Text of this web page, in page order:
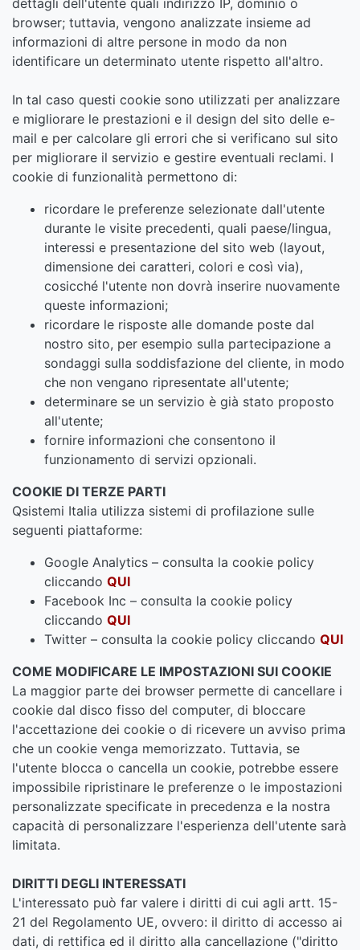
browser; tuttavia, vengono analizzate insieme ad
informazioni di altre persone in modo da non
identificare un determinato utente rispetto all'altro.
In tal caso questi cookie sono utilizzati per analizzare
e migliorare le prestazioni e il design del sito delle e-
mail e per calcolare gli errori che si verificano sul sito
per migliorare il servizio e gestire eventuali reclami. I
cookie di funzionalità permettono di:
ricordare le preferenze selezionate dall'utente
durante le visite precedenti, quali paese/lingua,
interessi e presentazione del sito web (layout,
dimensione dei caratteri, colori e così via),
cosicché l'utente non dovrà inserire nuovamente
queste informazioni;
ricordare le risposte alle domande poste dal
nostro sito, per esempio sulla partecipazione a
sondaggi sulla soddisfazione del cliente, in modo
che non vengano ripresentate all'utente;
determinare se un servizio è già stato proposto
all'utente;
fornire informazioni che consentono il
funzionamento di servizi opzionali.
COOKIE DI TERZE PARTI
Qsistemi Italia utilizza sistemi di profilazione sulle
seguenti piattaforme:
Google Analytics – consulta la cookie policy
cliccando QUI
Facebook Inc – consulta la cookie policy
cliccando QUI
Twitter – consulta la cookie policy cliccando QUI
COME MODIFICARE LE IMPOSTAZIONI SUI COOKIE
La maggior parte dei browser permette di cancellare i
cookie dal disco fisso del computer, di bloccare
l'accettazione dei cookie o di ricevere un avviso prima
che un cookie venga memorizzato. Tuttavia, se
l'utente blocca o cancella un cookie, potrebbe essere
impossibile ripristinare le preferenze o le impostazioni
personalizzate specificate in precedenza e la nostra
capacità di personalizzare l'esperienza dell'utente sarà
limitata.
DIRITTI DEGLI INTERESSATI
L'interessato può far valere i diritti di cui agli artt. 15-
21 del Regolamento UE, ovvero: il diritto di accesso ai
dati, di rettifica ed il diritto alla cancellazione ("diritto